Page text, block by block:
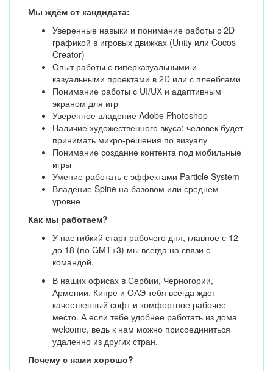
Мы ждём от кандидата:
Уверенные навыки и понимание работы с 2D
графикой в игровых движках (Unity или Cocos
Creator)
Опыт работы с гиперказуальными и
казуальными проектами в 2D или с плееблами
Понимание работы с UI/UX и адаптивным
экраном для игр
Уверенное владение Adobe Photoshop
Наличие художественного вкуса: человек будет
принимать микро-решения по визуалу
Понимание создание контента под мобильные
игры
Умение работать с эффектами Particle System
Владение Spine на базовом или среднем
уровне
Как мы работаем?
У нас гибкий старт рабочего дня, главное с 12
до 18 (по GMT+3) мы всегда на связи с
командой.
В наших офисах в Сербии, Черногории,
Армении, Кипре и ОАЭ тебя всегда ждет
качественный софт и комфортное рабочее
место. А если тебе удобнее работать из дома
welcome, ведь к нам можно присоединиться
удаленно из других стран.
Почему с нами хорошо?